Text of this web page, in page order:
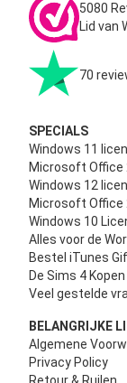
5080
Lid van
70
SPECIALS
Windows 11
Microsoft Office
Windows 12
Microsoft Office
Windows 10
Alles voor de
Bestel iTunes
De Sims 4 Kopen
Veel gestelde
BELANGRIJKE
Algemene
Privacy Policy